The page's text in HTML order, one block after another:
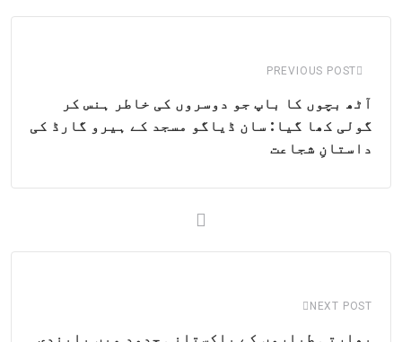
PREVIOUS POST
آٹھ بچوں کا باپ جو دوسروں کی خاطر ہنس کر
گولی کھا گیا: سان ڈیاگو مسجد کے ہیرو گارڈ کی
داستانِ شجاعت
NEXT POST